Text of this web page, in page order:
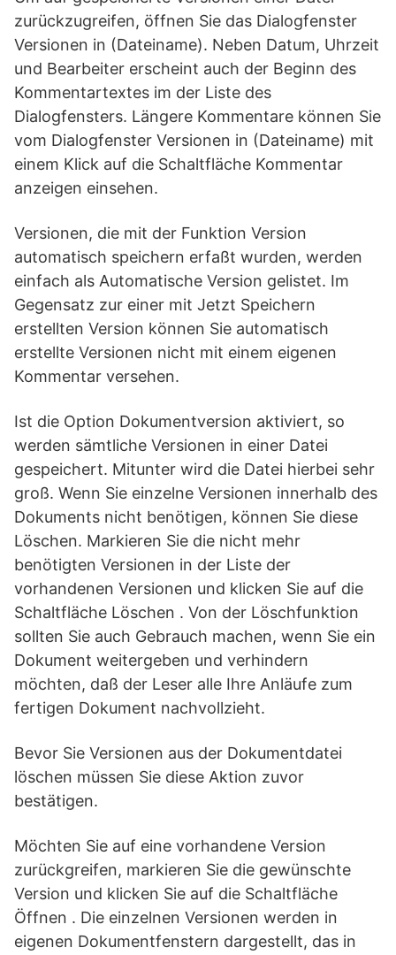
zurückzugreifen, öffnen Sie das Dialogfenster
Versionen in (Dateiname). Neben Datum, Uhrzeit
und Bearbeiter erscheint auch der Beginn des
Kommentartextes im der Liste des
Dialogfensters. Längere Kommentare können Sie
vom Dialogfenster Versionen in (Dateiname) mit
einem Klick auf die Schaltfläche Kommentar
anzeigen einsehen.
Versionen, die mit der Funktion Version
automatisch speichern erfaßt wurden, werden
einfach als Automatische Version gelistet. Im
Gegensatz zur einer mit Jetzt Speichern
erstellten Version können Sie automatisch
erstellte Versionen nicht mit einem eigenen
Kommentar versehen.
Ist die Option Dokumentversion aktiviert, so
werden sämtliche Versionen in einer Datei
gespeichert. Mitunter wird die Datei hierbei sehr
groß. Wenn Sie einzelne Versionen innerhalb des
Dokuments nicht benötigen, können Sie diese
Löschen. Markieren Sie die nicht mehr
benötigten Versionen in der Liste der
vorhandenen Versionen und klicken Sie auf die
Schaltfläche Löschen . Von der Löschfunktion
sollten Sie auch Gebrauch machen, wenn Sie ein
Dokument weitergeben und verhindern
möchten, daß der Leser alle Ihre Anläufe zum
fertigen Dokument nachvollzieht.
Bevor Sie Versionen aus der Dokumentdatei
löschen müssen Sie diese Aktion zuvor
bestätigen.
Möchten Sie auf eine vorhandene Version
zurückgreifen, markieren Sie die gewünschte
Version und klicken Sie auf die Schaltfläche
Öffnen . Die einzelnen Versionen werden in
eigenen Dokumentfenstern dargestellt, das in